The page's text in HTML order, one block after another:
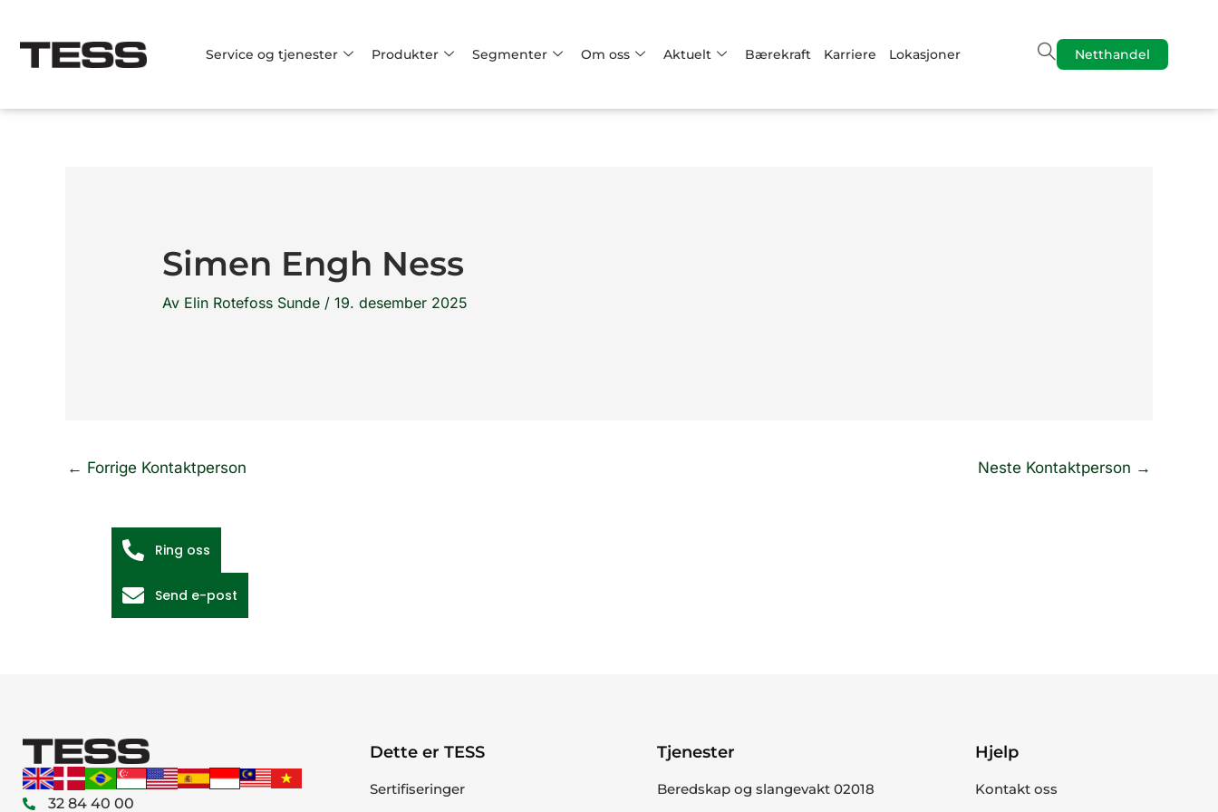
rett
Service og tjenester Produkter Segmenter Om oss Aktuelt Bærekraft Karriere Lokasjoner Netthandel
Simen Engh Ness
Av Elin Rotefoss Sunde / 19. desember 2025
← Forrige Kontaktperson Neste Kontaktperson →
32 84 40 00
Dette er TESS
Sertifiseringer
Tjenester
Beredskap og slangevakt 02018
Hjelp
Kontakt oss
Ring oss
Send e-post